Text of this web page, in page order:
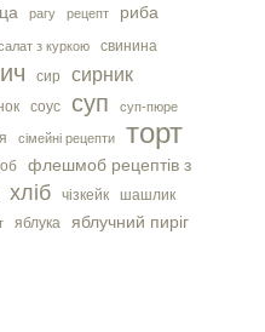
рагу рецепт риба
з куркою свинина
сир сирник
соус суп суп-пюре
сімейні рецепти торт
флешмоб рецептів з
хліб чізкейк
шашлик
яблука яблучний пиріг